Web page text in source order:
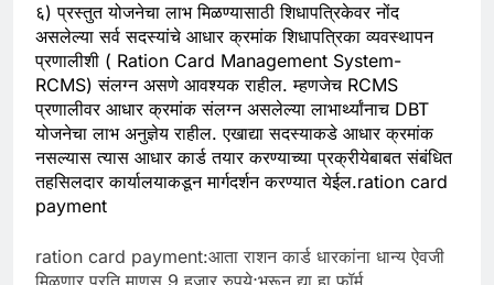
६) प्रस्तुत योजनेचा लाभ मिळण्यासाठी शिधापत्रिकेवर नोंद
असलेल्या सर्व सदस्यांचे आधार क्रमांक शिधापत्रिका व्यवस्थापन
प्रणालीशी ( Ration Card Management System-
RCMS) संलग्न असणे आवश्यक राहील. म्हणजेच RCMS
प्रणालीवर आधार क्रमांक संलग्न असलेल्या लाभार्थ्यांनाच DBT
योजनेचा लाभ अनुज्ञेय राहील. एखाद्या सदस्याकडे आधार क्रमांक
नसल्यास त्यास आधार कार्ड तयार करण्याच्या प्रक्रीयेबाबत संबंधित
तहसिलदार कार्यालयाकडून मार्गदर्शन करण्यात येईल.ration card
payment
ration card payment:आता राशन कार्ड धारकांना धान्य ऐवजी